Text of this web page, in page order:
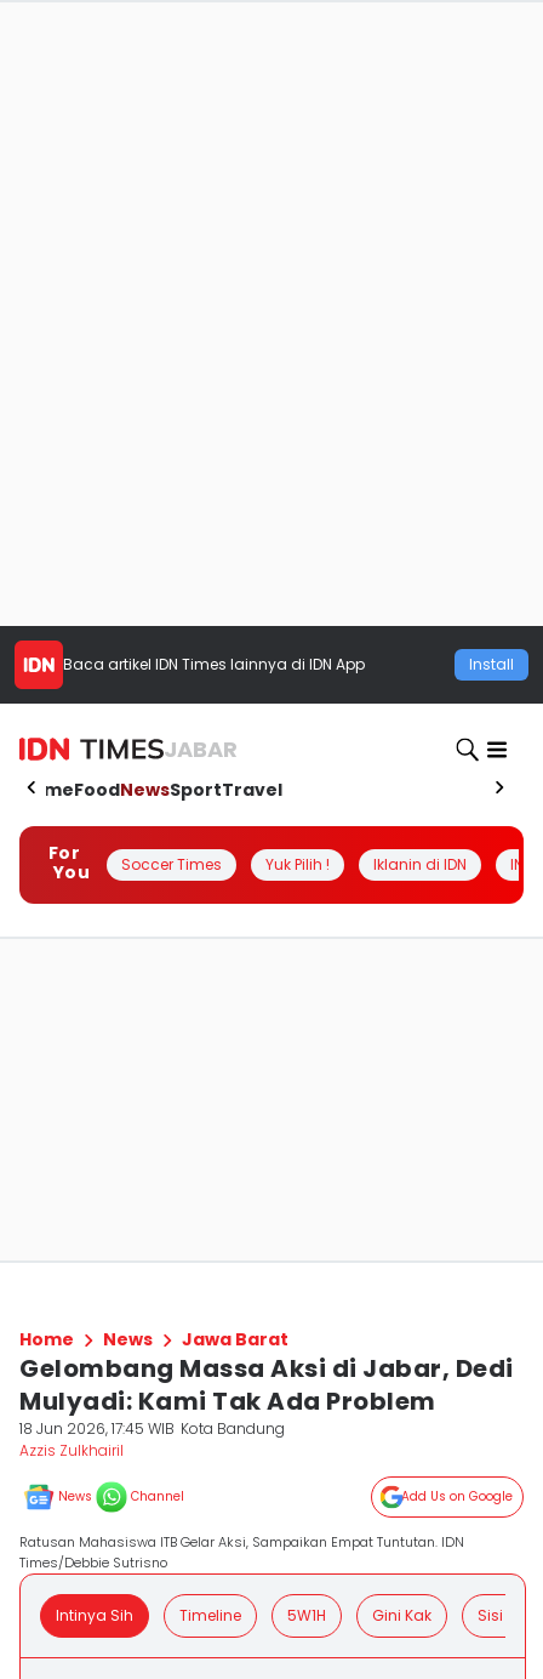
Baca artikel IDN Times lainnya di IDN App Install
JABAR
HomeFoodNewsSportTravel
For
You
Soccer Times Yuk Pilih ! Iklanin di IDN
Home News Jawa Barat
Gelombang Massa Aksi di Jabar, Dedi
Mulyadi: Kami Tak Ada Problem
18 Jun 2026, 17:45 WIB Kota Bandung
Azzis Zulkhairil
News Channel Add Us on Google
Ratusan Mahasiswa ITB Gelar Aksi, Sampaikan Empat Tuntutan. IDN
Times/Debbie Sutrisno
Intinya Sih Timeline 5W1H Gini Kak Sisi